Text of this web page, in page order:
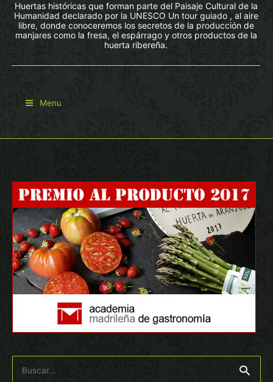
Huertas históricas que forman parte del Paisaje Cultural de la
Humanidad declarado por la UNESCO Un tour guiado , al aire
libre, donde conoceremos los secretos de la producción de
manjares como la fresa, el espárrago y otros productos de la
huerta ribereña.
Menu
por: